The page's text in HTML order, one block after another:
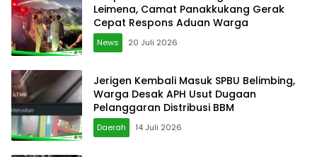
Leimena, Camat Panakkukang Gerak
Cepat Respons Aduan Warga
News 20 Juli 2026
Jerigen Kembali Masuk SPBU Belimbing,
Warga Desak APH Usut Dugaan
Pelanggaran Distribusi BBM
Daerah 14 Juli 2026